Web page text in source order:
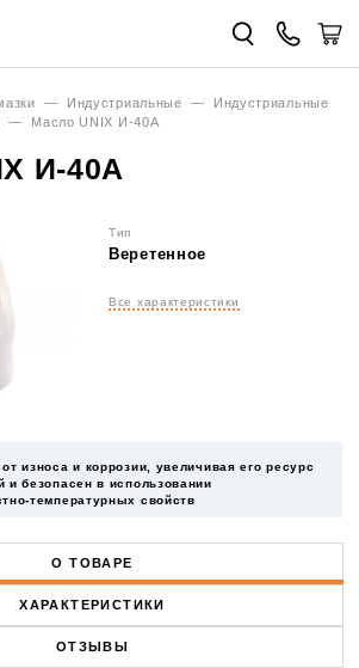
— Индустриальные —
Индустриальные
— Масло UNIX И-40А
И-40А
Тип
Веретенное
Все характеристики
износа и коррозии, увеличивая его ресурс
и безопасен в использовании
температурных свойств
О ТОВАРЕ
ХАРАКТЕРИСТИКИ
ОТЗЫВЫ